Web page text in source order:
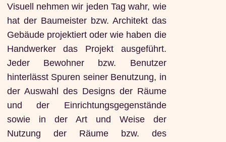
Visuell nehmen wir jeden Tag wahr, wie
hat der Baumeister bzw. Architekt das
Gebäude projektiert oder wie haben die
Handwerker das Projekt ausgeführt.
Jeder Bewohner bzw. Benutzer
hinterlässt Spuren seiner Benutzung, in
der Auswahl des Designs der Räume
und der Einrichtungsgegenstände
sowie in der Art und Weise der
Nutzung der Räume bzw. des